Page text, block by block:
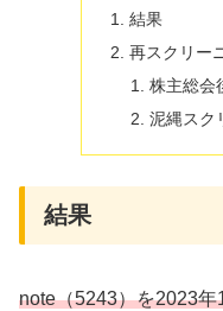
結果
再スクリー
株主総会
泥縄スク
結果
note（5243）を2023